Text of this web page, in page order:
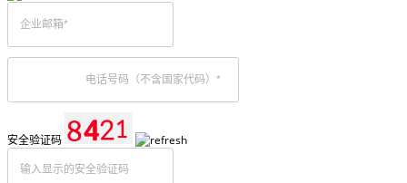
安全验证码